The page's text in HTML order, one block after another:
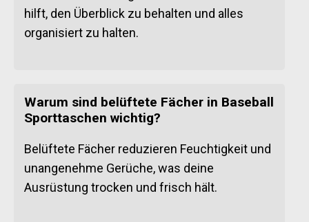
hilft, den Überblick zu behalten und alles
organisiert zu halten.
Warum sind belüftete Fächer in Baseball
Sporttaschen wichtig?
Belüftete Fächer reduzieren Feuchtigkeit und
unangenehme Gerüche, was deine
Ausrüstung trocken und frisch hält.